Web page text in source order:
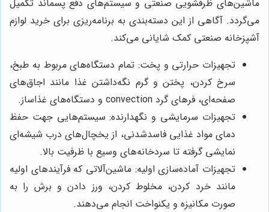
ماشین‌های ظرفشویی صنعتی و سیستم‌های دفع پسماند تکمیل
می‌گردد. آگاهی از این دسته‌بندی به برنامه‌ریزی برای خرید لوازم
آشپزخانه صنعتی کمک شایانی می‌کند.
تجهیزات حرارتی و پخت: تمام دستگاه‌های مربوط به طبخ،
سرخ کردن، پختن و گرم نگه‌داشتن غذا مانند اجاق‌های
صفحه‌ای، فرهای گرد convection و دستگاه‌های غذاساز.
تجهیزات سرمایشی و نگهدارنده: سیستم‌هایی جهت حفظ
دمای مواد غذایی فاسدشدنی، از یخچال‌های درب شیشه‌ای
نمایشی گرفته تا سردخانه‌های وسیع با ظرفیت بالا.
تجهیزات آماده‌سازی اولیه: ماشین‌آلاتی که فرآیندهای اولیه
مانند خرد کردن، مخلوط کردن، ورز دادن و برش را به
صورت مکانیزه و یکنواخت انجام می‌دهند.